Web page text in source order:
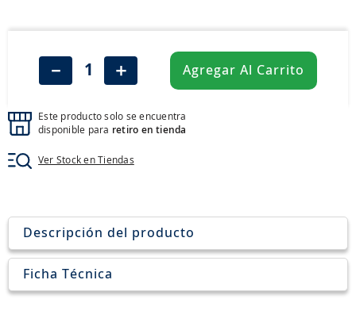
＋
－ Agregar Al Carrito
Este producto solo se encuentra
disponible para retiro en tienda
Ver Stock en Tiendas
Descripción del producto
Ficha Técnica
jockey john deere